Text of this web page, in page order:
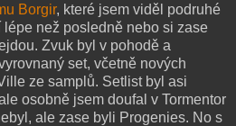
Borgir, které jsem viděl podruhé
než posledně nebo si zase
Zvuk byl v pohodě a
set, včetně nových
ze samplů. Setlist byl asi
osobně jsem doufal v Tormentor
ale zase byli Progenies. No s